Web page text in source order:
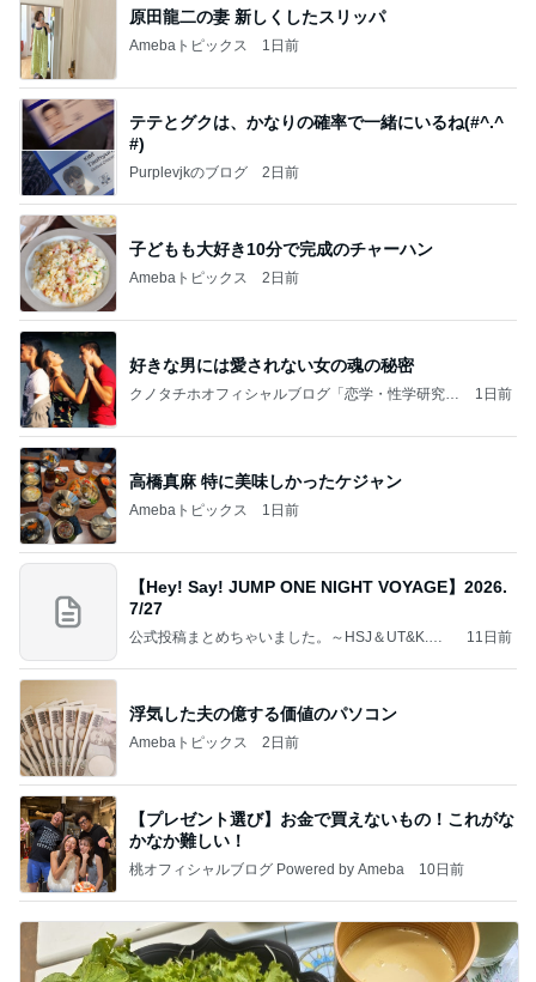
原田龍二の妻 新しくしたスリッパ
Amebaトピックス 1日前
テテとグクは、かなりの確率で一緒にいるね(#^.^
#)
Purplevjkのブログ 2日前
子どもも大好き10分で完成のチャーハン
Amebaトピックス 2日前
好きな男には愛されない女の魂の秘密
クノタチホオフィシャルブログ「恋学・性学研究
1日前
高橋真麻 特に美味しかったケジャン
Amebaトピックス 1日前
【Hey! Say! JUMP ONE NIGHT VOYAGE】2026.
7/27
公式投稿まとめちゃいました。～HSJ＆UT&K.O.
11日前
浮気した夫の億する価値のパソコン
Amebaトピックス 2日前
【プレゼント選び】お金で買えないもの！これがな
かなか難しい！
桃オフィシャルブログ Powered by Ameba 10日前